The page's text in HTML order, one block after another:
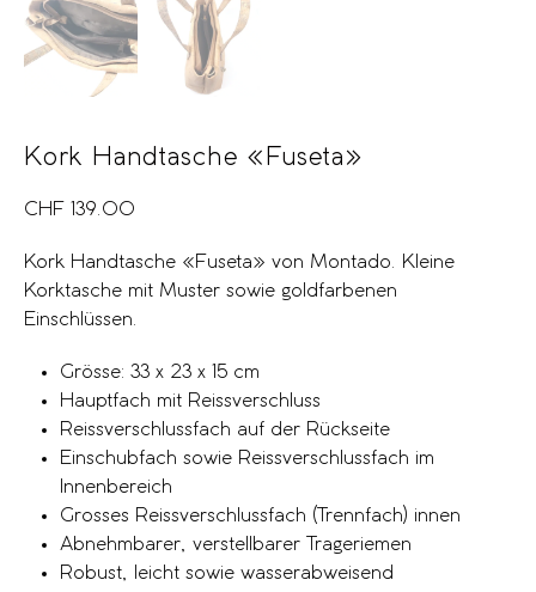
Kork Handtasche «Fuseta»
CHF 139.00
Kork Handtasche «Fuseta» von Montado. Kleine
Korktasche mit Muster sowie goldfarbenen
Einschlüssen.
Grösse: 33 x 23 x 15 cm
Hauptfach mit Reissverschluss
Reissverschlussfach auf der Rückseite
Einschubfach sowie Reissverschlussfach im
Innenbereich
Grosses Reissverschlussfach (Trennfach) innen
Abnehmbarer, verstellbarer Trageriemen
Robust, leicht sowie wasserabweisend